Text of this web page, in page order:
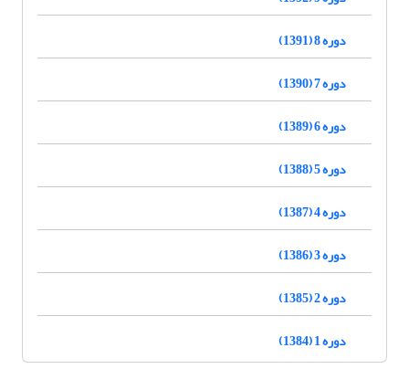
دوره 8 (1391)
دوره 7 (1390)
دوره 6 (1389)
دوره 5 (1388)
دوره 4 (1387)
دوره 3 (1386)
دوره 2 (1385)
دوره 1 (1384)